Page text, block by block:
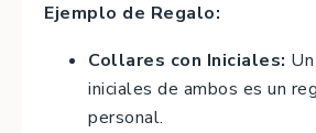
Ejemplo de Regalo:
Collares con Iniciales:
iniciales de ambos es un
personal.